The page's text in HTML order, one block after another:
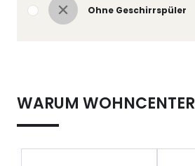
Ohne Geschirrspüler
WARUM WOHNCENTER